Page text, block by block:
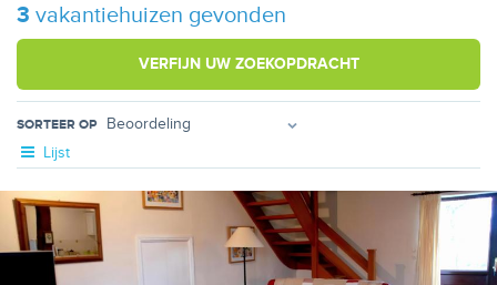
3 vakantiehuizen gevonden
VERFIJN UW ZOEKOPDRACHT
SORTEER OP
Lijst